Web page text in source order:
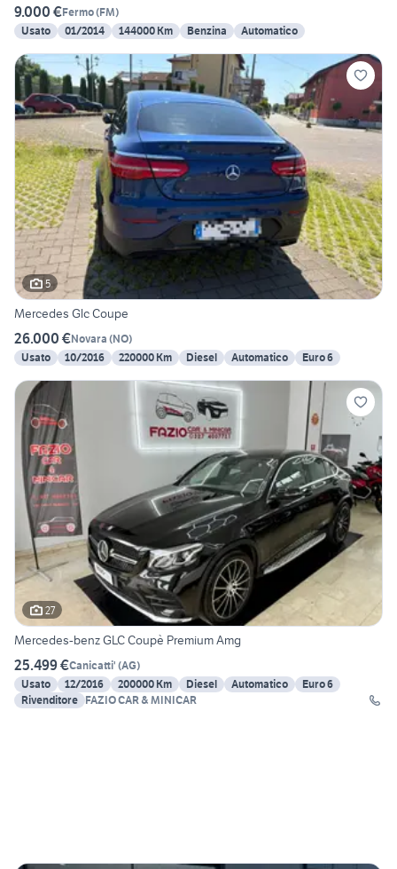
9.000 €Fermo(FM)
Usato
01/2014 144000 Km Benzina Automatico
5
Mercedes Glc Coupe
26.000 €Novara (NO)
Usato
10/2016 220000 Km Diesel Automatico Euro 6
27
Mercedes-benz GLC Coupè Premium Amg
25.499 €Canicatti' (AG)
Usato
12/2016 200000 Km Diesel Automatico
Euro 6
Rivenditore FAZIO CAR & MINICAR